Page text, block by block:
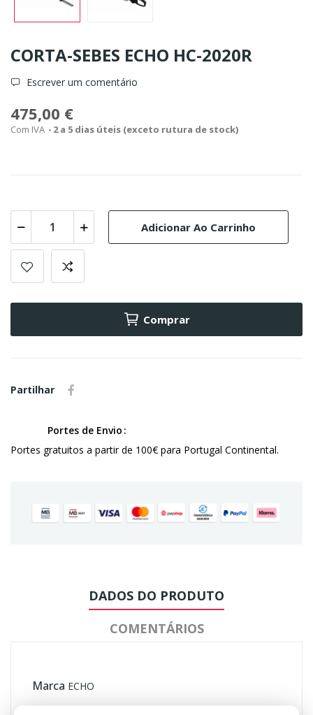
CORTA-SEBES ECHO HC-2020R
Escrever um comentário
475,00 €
Com IVA 2 a 5 dias úteis (exceto rutura de stock)
Adicionar Ao Carrinho
Comprar
Partilhar
Portes de Envio
Portes gratuitos a partir de 100€ para Portugal Continental.
DADOS DO PRODUTO
COMENTÁRIOS
Marca ECHO